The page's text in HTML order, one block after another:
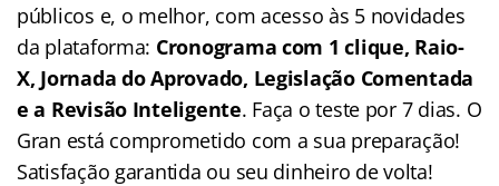
públicos e, o melhor, com acesso às 5 novidades
da plataforma: Cronograma com 1 clique, Raio-
X, Jornada do Aprovado, Legislação Comentada
e a Revisão Inteligente. Faça o teste por 7 dias. O
Gran está comprometido com a sua preparação!
Satisfação garantida ou seu dinheiro de volta!